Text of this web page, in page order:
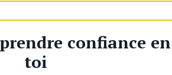
confiance en
toi